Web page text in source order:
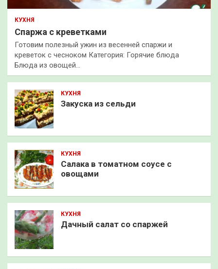
КУХНЯ
Спаржа с креветками
Готовим полезный ужин из весенней спаржи и
креветок с чесноком Категория: Горячие блюда
Блюда из овощей…
КУХНЯ
Закуска из сельди
КУХНЯ
Салака в томатном соусе с
овощами
КУХНЯ
Дачный салат со спаржей